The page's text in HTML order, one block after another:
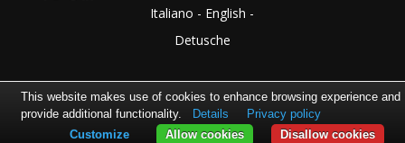
Italiano - English -
Detusche
This website makes use of cookies to enhance browsing experience and
provide additional functionality.
Details
Privacy policy
Disallow cookies
Allow cookies
Customize